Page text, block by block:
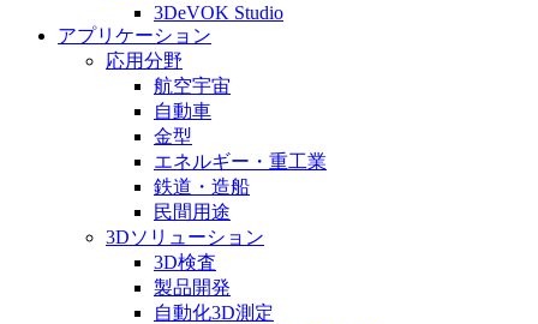
3DeVOK Studio
アプリケーション
応用分野
航空宇宙
自動車
金型
エネルギー・重工業
鉄道・造船
民間用途
3Dソリューション
3D検査
製品開発
自動化3D測定